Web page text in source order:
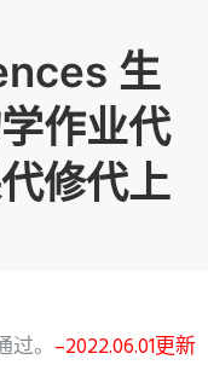
生
作业代
修代上
。 –2022.06.01更新